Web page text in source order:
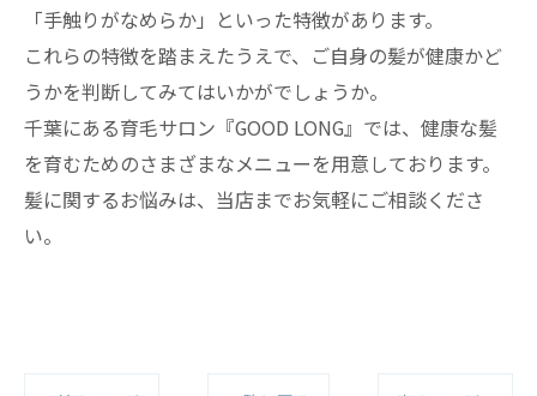
「手触りがなめらか」といった特徴があります。
これらの特徴を踏まえたうえで、ご自身の髪が健康かど
うかを判断してみてはいかがでしょうか。
千葉にある育毛サロン『GOOD LONG』では、健康な髪
を育むためのさまざまなメニューを用意しております。
髪に関するお悩みは、当店までお気軽にご相談くださ
い。